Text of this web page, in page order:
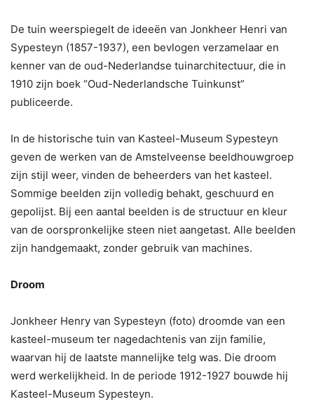
De tuin weerspiegelt de ideeën van Jonkheer Henri van
Sypesteyn (1857-1937), een bevlogen verzamelaar en
kenner van de oud-Nederlandse tuinarchitectuur, die in
1910 zijn boek “Oud-Nederlandsche Tuinkunst”
publiceerde.
In de historische tuin van Kasteel-Museum Sypesteyn
geven de werken van de Amstelveense beeldhouwgroep
zijn stijl weer, vinden de beheerders van het kasteel.
Sommige beelden zijn volledig behakt, geschuurd en
gepolijst. Bij een aantal beelden is de structuur en kleur
van de oorspronkelijke steen niet aangetast. Alle beelden
zijn handgemaakt, zonder gebruik van machines.
Droom
Jonkheer Henry van Sypesteyn (foto) droomde van een
kasteel-museum ter nagedachtenis van zijn familie,
waarvan hij de laatste mannelijke telg was. Die droom
werd werkelijkheid. In de periode 1912-1927 bouwde hij
Kasteel-Museum Sypesteyn.